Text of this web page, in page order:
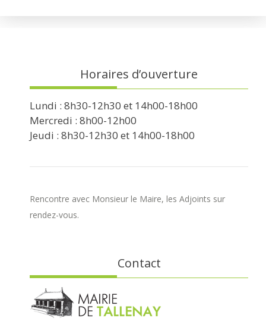
Horaires d’ouverture
Lundi : 8h30-12h30 et 14h00-18h00
Mercredi : 8h00-12h00
Jeudi : 8h30-12h30 et 14h00-18h00
Rencontre avec Monsieur le Maire, les Adjoints sur
rendez-vous.
Contact